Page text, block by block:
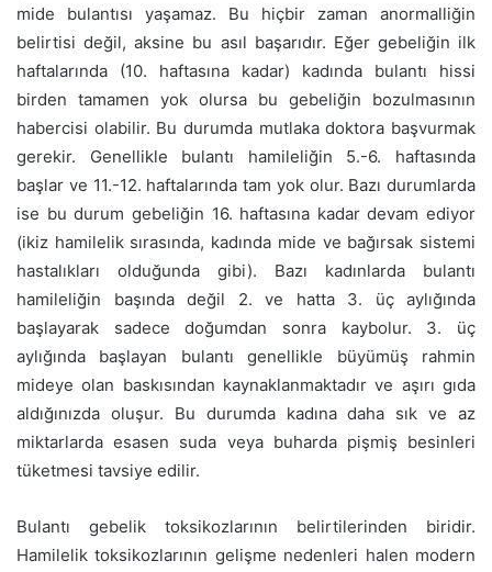
mide bulantısı yaşamaz. Bu hiçbir zaman anormalliğin
belirtisi değil, aksine bu asıl başarıdır. Eğer gebeliğin ilk
haftalarında (10. haftasına kadar) kadında bulantı hissi
birden tamamen yok olursa bu gebeliğin bozulmasının
habercisi olabilir. Bu durumda mutlaka doktora başvurmak
gerekir. Genellikle bulantı hamileliğin 5.-6. haftasında
başlar ve 11.-12. haftalarında tam yok olur. Bazı durumlarda
ise bu durum gebeliğin 16. haftasına kadar devam ediyor
(ikiz hamilelik sırasında, kadında mide ve bağırsak sistemi
hastalıkları olduğunda gibi). Bazı kadınlarda bulantı
hamileliğin başında değil 2. ve hatta 3. üç aylığında
başlayarak sadece doğumdan sonra kaybolur. 3. üç
aylığında başlayan bulantı genellikle büyümüş rahmin
mideye olan baskısından kaynaklanmaktadır ve aşırı gıda
aldığınızda oluşur. Bu durumda kadına daha sık ve az
miktarlarda esasen suda veya buharda pişmiş besinleri
tüketmesi tavsiye edilir.
Bulantı gebelik toksikozlarının belirtilerinden biridir.
Hamilelik toksikozlarının gelişme nedenleri halen modern